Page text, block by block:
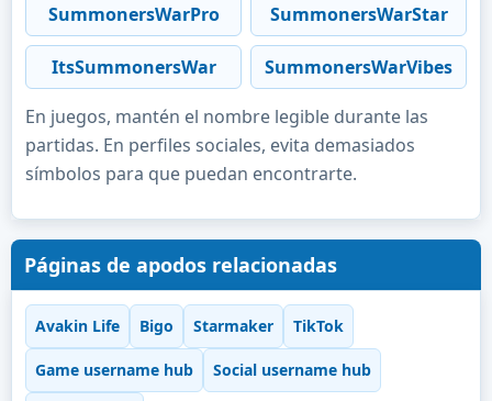
SummonersWarPro SummonersWarStar
ItsSummonersWar SummonersWarVibes
En juegos, mantén el nombre legible durante las
partidas. En perfiles sociales, evita demasiados
símbolos para que puedan encontrarte.
Páginas de apodos relacionadas
Avakin Life Bigo Starmaker TikTok
Game username hub Social username hub